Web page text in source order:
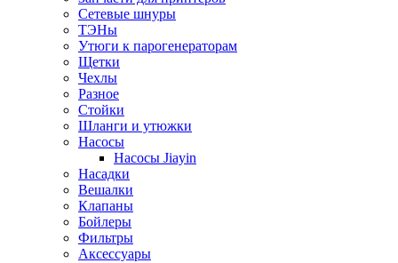
Сетевые шнуры
ТЭНы
Утюги к парогенераторам
Щетки
Чехлы
Разное
Стойки
Шланги и утюжки
Насосы
Насосы Jiayin
Насадки
Вешалки
Клапаны
Бойлеры
Фильтры
Аксессуары